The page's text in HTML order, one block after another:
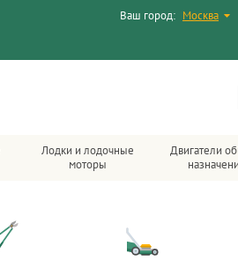
Ваш город: Москва
Лодки и лодочные
моторы
Двигатели